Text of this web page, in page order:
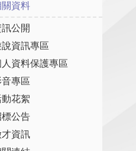
關資料
訊公開
說資訊專區
人資料保護專區
專區
花絮
標公告
才資訊